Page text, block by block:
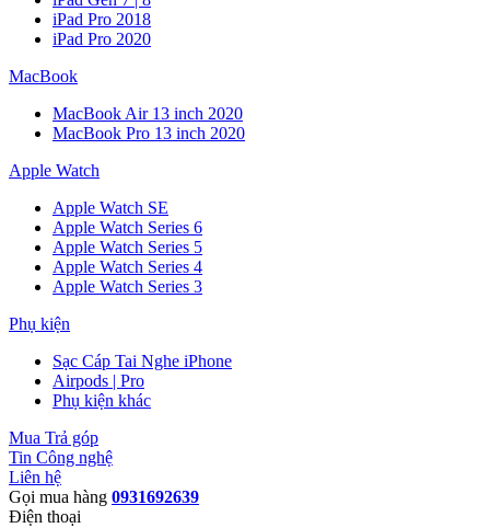
iPad Pro 2018
iPad Pro 2020
MacBook
MacBook Air 13 inch 2020
MacBook Pro 13 inch 2020
Apple Watch
Apple Watch SE
Apple Watch Series 6
Apple Watch Series 5
Apple Watch Series 4
Apple Watch Series 3
Phụ kiện
Sạc Cáp Tai Nghe iPhone
Airpods | Pro
Phụ kiện khác
Mua Trả góp
Tin Công nghệ
Liên hệ
Gọi mua hàng 0931692639
Điện thoại